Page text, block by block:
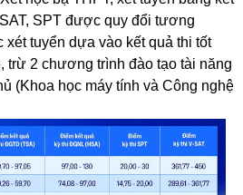
SPT được quy đổi tương
tuyển dựa vào kết quả thi tốt
trừ 2 chương trình đào tạo tài năng
(Khoa học máy tính và Công nghệ